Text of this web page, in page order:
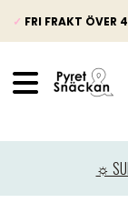
✓ FRI FRAKT ÖVER
☼